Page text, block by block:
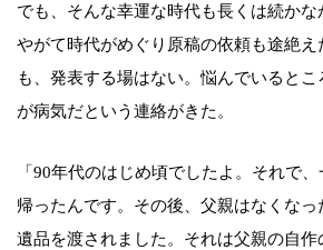
でも、そんな幸運な時代も長くは続かな
やがて時代がめぐり原稿の依頼も途絶え
も、発表する場はない。悩んでいると
が病気だという連絡がきた。
「90年代のはじめ頃でしたよ。それで
帰ったんです。その後、父親はなくなっ
遺品を渡されました。それは父親の自作